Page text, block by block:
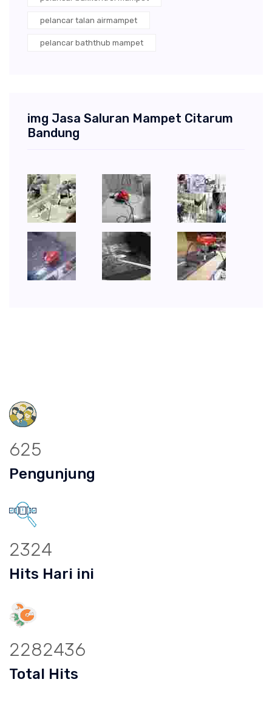
pelancar talan airmampet
pelancar baththub mampet
img Jasa Saluran Mampet Citarum
Bandung
625
Pengunjung
2324
Hits Hari ini
2282436
Total Hits